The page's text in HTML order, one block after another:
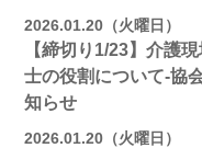
2026.01.20（火曜日）
【締切り1/23】介護
士の役割について-協
知らせ
2026.01.20（火曜日）